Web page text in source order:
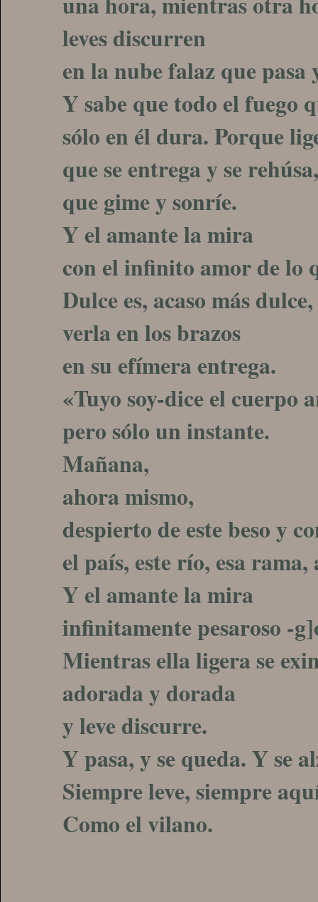
leves discurren
en la nube falaz que pasa
Y sabe que todo el fuego
sólo en él dura. Porque
que se entrega y se rehúsa,
que gime y sonríe.
Y el amante la mira
con el infinito amor de lo
Dulce es, acaso más
verla en los brazos
en su efímera entrega.
«Tuyo soy-dice el cuerpo
pero sólo un instante.
Mañana,
ahora mismo,
despierto de este beso y
el país, este río, esa
Y el amante la mira
infinitamente pesaroso -
Mientras ella ligera se
adorada y dorada
y leve discurre.
Y pasa, y se queda. Y se
Siempre leve, siempre
Como el vilano.